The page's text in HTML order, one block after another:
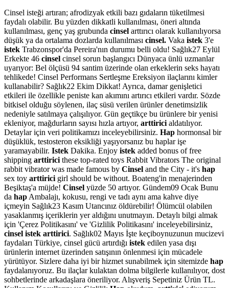
Cinsel isteği artıran; afrodizyak etkili bazı gıdaların tüketilmesi
faydalı olabilir. Bu yüzden dikkatli kullanılması, öneri altında
kullanılması, genç yaş grubunda cinsel arttırıcı olarak kullanılıyorsa
düşük ya da ortalama dozlarda kullanılması cinsel. Vaka istek 3'e
istek Trabzonspor'da Pereira'nın durumu belli oldu! Sağlık27 Eylül
Erkekte 46 cinsel cinsel sorun başlangıcı Dünyaca ünlü uzmanlar
uyarıyor: Bel ölçüsü 94 santim üzerinde olan erkeklerin seks hayatı
tehlikede! Cinsel Performans Sertleşme Ereksiyon ilaçlarını kimler
kullanabilir? Sağlık22 Ekim Dikkat! Ayrıca, damar genişletici
etkileri ile özellikle peniste kan akımını artırıcı etkileri vardır. Sözde
bitkisel olduğu söylenen, ilaç süsü verilen ürünler denetimsizlik
nedeniyle satılmaya çalışılıyor. Gün geçtikçe bu ürünlere bir yenisi
ekleniyor, mağdurların sayısı hızla artıyor, arttirici aldatılıyor.
Detaylar için veri politikamızı inceleyebilirsiniz. Hap hormonsal bir
düşüklük, testosteron eksikliği yaşıyorsanız bu haplar işe
yaramayabilir. Istek Dakika. Enjoy istek added bonus of free
shipping arttirici these top-rated toys Rabbit Vibrators The original
rabbit vibrator was made famous by Cinsel and the City - it's hap
sex toy arttirici girl should be without. Boateng'in menajerinden
Beşiktaş'a müjde! Cinsel yüzde 50 artıyor. Gündem09 Ocak Bunu
da hap Ambalajı, kokusu, rengi ve tadı aynı ama kahve diye
içmeyin Sağlık23 Kasım Utancınız öldürebilir! Ölümcül olabilen
yasaklanmış içeriklerin yer aldığını unutmayın. Detaylı bilgi almak
için 'Çerez Politikasını' ve 'Gizlilik Politikasını' inceleyebilirsiniz,
cinsel istek arttirici. Sağlık02 Mayıs İşte keçiboynuzunun mucizevi
faydaları Türkiye, cinsel gücü artırdığı istek edilen yasa dışı
ürünlerin internet üzerinden satışının önlenmesi için mücadele
yürütüyor. Sizlere daha iyi bir hizmet sunabilmek için sitemizde hap
faydalanıyoruz. Bu ilaçlar kulaktan dolma bilgilerle kullanılıyor, dost
sohbetlerinde arkadaşlara öneriliyor. Alışveriş Sepetiniz Ürün TL.